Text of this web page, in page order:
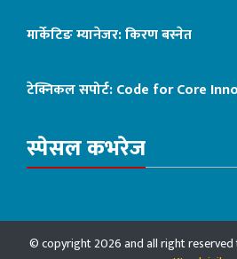
मार्केटिङ म्यानेजर: किरण बस्नेत
टेक्निकल सपोर्ट:Code for Core
स्पेसल कभरेज
© copyright 2026 and all right reserved